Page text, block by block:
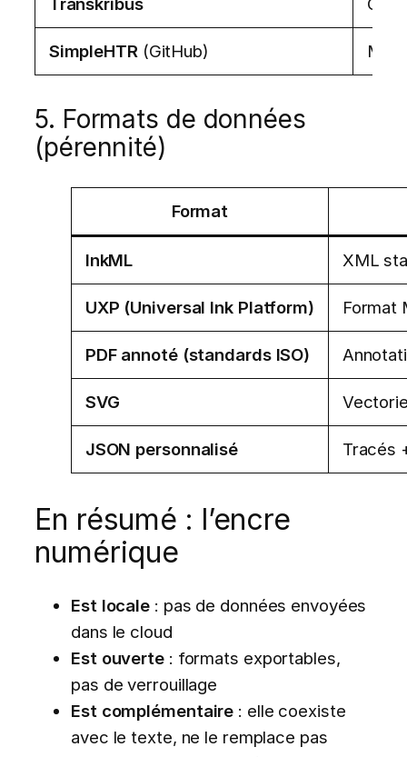
SimpleHTR (GitHub)
5. Formats de données
(pérennité)
Format
InkML XML
UXP (Universal Ink Platform) Format
PDF annoté (standards ISO)
SVG
JSON personnalisé Tracés
En résumé : l’encre
numérique
Est locale : pas de données envoyées
dans le cloud
Est ouverte: formats exportables,
pas de verrouillage
Est complémentaire : elle coexiste
avec le texte, ne le remplace pas